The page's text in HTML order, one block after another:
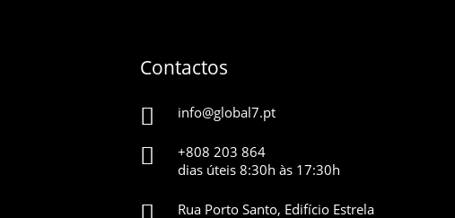
Contactos
info@global7.pt
+808 203 864
dias úteis 8:30h às 17:30h
Rua Porto Santo, Edifício Estrela